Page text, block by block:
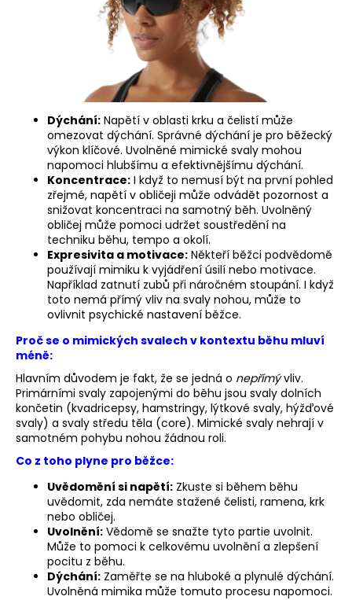
Dýchání: Napětí v oblasti krku a čelistí může
omezovat dýchání. Správné dýchání je pro běžecký
výkon klíčové. Uvolněné mimické svaly mohou
napomoci hlubšímu a efektivnějšímu dýchání.
Koncentrace: I když to nemusí být na první pohled
zřejmé, napětí v obličeji může odvádět pozornost a
snižovat koncentraci na samotný běh. Uvolněný
obličej může pomoci udržet soustředění na
techniku běhu, tempo a okolí.
Expresivita a motivace: Někteří běžci podvědomě
používají mimiku k vyjádření úsilí nebo motivace.
Například zatnutí zubů při náročném stoupání. I když
toto nemá přímý vliv na svaly nohou, může to
ovlivnit psychické nastavení běžce.
Proč se o mimických svalech v kontextu běhu mluví
méně:
Hlavním důvodem je fakt, že se jedná o nepřímývliv.
Primárními svaly zapojenými do běhu jsou svaly dolních
končetin (kvadricepsy, hamstringy, lýtkové svaly, hýžďové
svaly) a svaly středu těla (core). Mimické svaly nehrají v
samotném pohybu nohou žádnou roli.
Co z toho plyne pro běžce:
Uvědomění si napětí: Zkuste si během běhu
uvědomit, zda nemáte stažené čelisti, ramena, krk
nebo obličej.
Uvolnění: Vědomě se snažte tyto partie uvolnit.
Může to pomoci k celkovému uvolnění a zlepšení
pocitu z běhu.
Dýchání: Zaměřte se na hluboké a plynulé dýchání.
Uvolněná mimika může tomuto procesu napomoci.
BĚŽECKÁ
BUNDA
EVERYDAY
JACKET
899
Kč
Původně:
1
200
Kč